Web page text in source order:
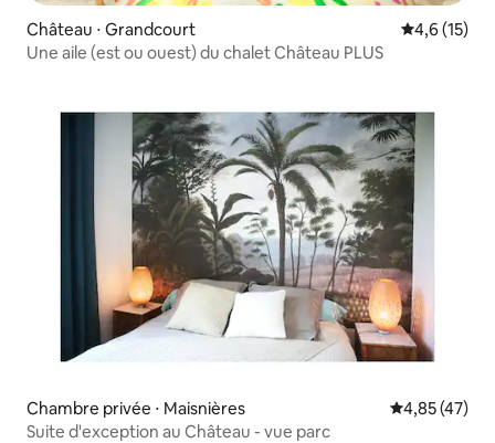
Château ⋅ Grandcourt Évaluation
4,6 (15)
Une aile (est ou ouest) du chalet Château PLUS
Chambre privée ⋅ Maisnières Évaluation
4,85 (47)
Suite d'exception au Château - vue parc